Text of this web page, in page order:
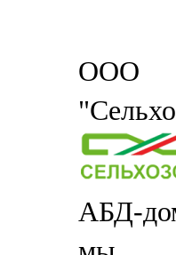
ООО
АБД-